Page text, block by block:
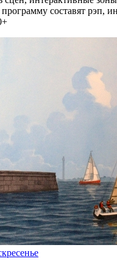
составят рэп,